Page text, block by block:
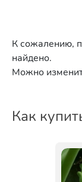
К сожалению,
найдено.
Можно
Как